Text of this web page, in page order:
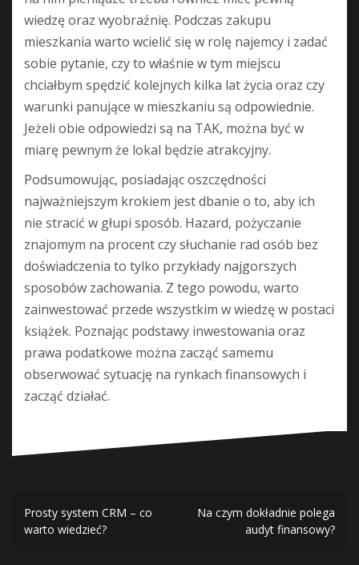
wiedzę oraz wyobraźnię. Podczas zakupu
mieszkania warto wcielić się w rolę najemcy i zadać
sobie pytanie, czy to właśnie w tym miejscu
chciałbym spędzić kolejnych kilka lat życia oraz czy
warunki panujące w mieszkaniu są odpowiednie.
Jeżeli obie odpowiedzi są na TAK, można być w
miarę pewnym że lokal będzie atrakcyjny.
Podsumowując, posiadając oszczędności
najważniejszym krokiem jest dbanie o to, aby ich
nie stracić w głupi sposób. Hazard, pożyczanie
znajomym na procent czy słuchanie rad osób bez
doświadczenia to tylko przykłady najgorszych
sposobów zachowania. Z tego powodu, warto
zainwestować przede wszystkim w wiedzę w postaci
książek. Poznając podstawy inwestowania oraz
prawa podatkowe można zacząć samemu
obserwować sytuację na rynkach finansowych i
zacząć działać.
Nawigacja
wpisu
Prosty system CRM – co
warto wiedzieć?
Na czym dokładnie polega
audyt finansowy?